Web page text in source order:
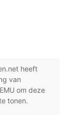
heeft
van
om deze
tonen.